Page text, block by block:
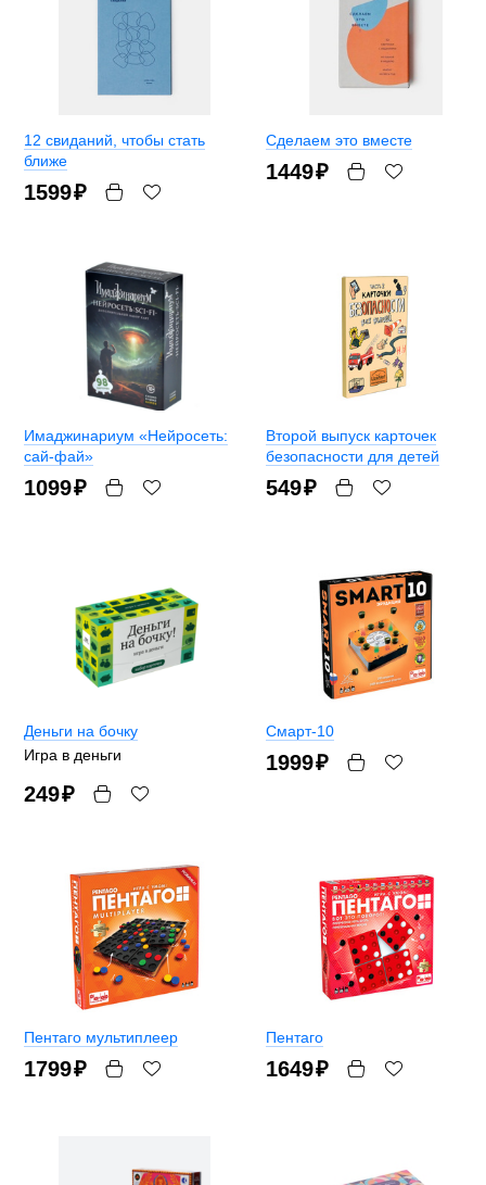
12 свиданий, чтобы стать
ближе
1599₽
Сделаем это вместе
1449₽
Имаджинариум «Нейросеть:
сай-фай»
1099₽
Второй выпуск карточек
безопасности для детей
549₽
Деньги на бочку
Игра в деньги
249₽
Смарт-10
1999₽
Пентаго мультиплеер
1799₽
Пентаго
1649₽